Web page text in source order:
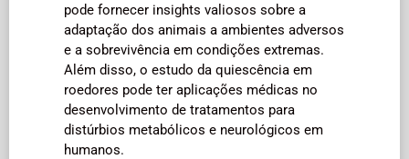
pode fornecer insights valiosos sobre a
adaptação dos animais a ambientes adversos
e a sobrevivência em condições extremas.
Além disso, o estudo da quiescência em
roedores pode ter aplicações médicas no
desenvolvimento de tratamentos para
distúrbios metabólicos e neurológicos em
humanos.